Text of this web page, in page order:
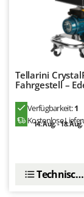
Tellarini
Fahrgestell –
Verfügbarkeit:1
Kostenlose
14. Aug. - 18. Aug.